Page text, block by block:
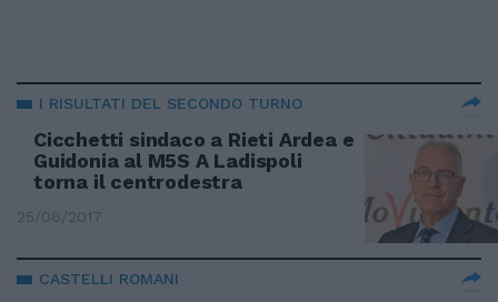
I RISULTATI DEL SECONDO TURNO
Cicchetti sindaco a Rieti Ardea e
Guidonia al M5S A Ladispoli
torna il centrodestra
25/06/2017
CASTELLI ROMANI